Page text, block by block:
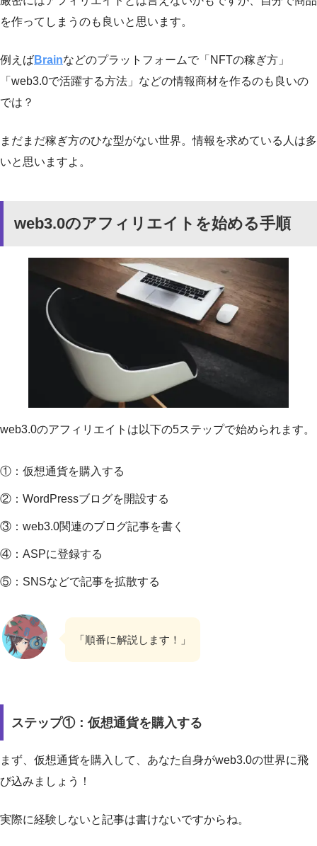
を作ってしまうのも良いと思います。
例えばBrainなどのプラットフォームで「NFTの稼ぎ方」
「web3.0で活躍する方法」などの情報商材を作るのも良いの
では？
まだまだ稼ぎ方のひな型がない世界。情報を求めている人は多
いと思いますよ。
web3.0のアフィリエイトを始める手順
web3.0のアフィリエイトは以下の5ステップで始められます。
①：仮想通貨を購入する
②：WordPressブログを開設する
③：web3.0関連のブログ記事を書く
④：ASPに登録する
⑤：SNSなどで記事を拡散する
「順番に解説します！」
ステップ①：仮想通貨を購入する
まず、仮想通貨を購入して、あなた自身がweb3.0の世界に飛
び込みましょう！
実際に経験しないと記事は書けないですからね。